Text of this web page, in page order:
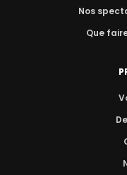
Nos
Que